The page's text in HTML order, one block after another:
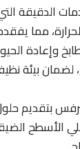
الدقيقة
مما
وإعادة
لضمان بيئة
بتقديم
الضيقة